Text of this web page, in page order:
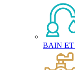
BAIN ET